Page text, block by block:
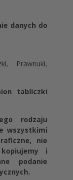
danych do
Prawnuki,
tabliczki
rodzaju
wszystkimi
nie
i
podanie